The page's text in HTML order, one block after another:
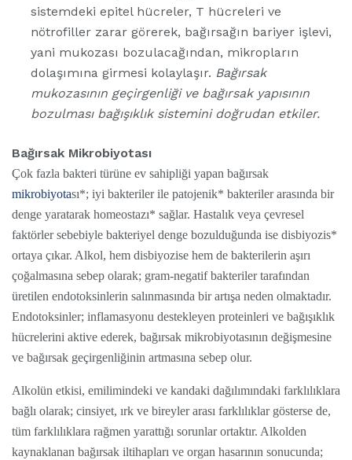
sistemdeki epitel hücreler, T hücreleri ve
nötrofiller zarar görerek, bağırsağın bariyer işlevi,
yani mukozası bozulacağından, mikropların
dolaşımına girmesi kolaylaşır. Bağırsak
mukozasının geçirgenliği ve bağırsak yapısının
bozulması bağışıklık sistemini doğrudan etkiler.
Bağırsak Mikrobiyotası
Çok fazla bakteri türüne ev sahipliği yapan bağırsak
mikrobiyotası*; iyi bakteriler ile patojenik* bakteriler arasında bir
denge yaratarak homeostazı* sağlar. Hastalık veya çevresel
faktörler sebebiyle bakteriyel denge bozulduğunda ise disbiyozis*
ortaya çıkar. Alkol, hem disbiyozise hem de bakterilerin aşırı
çoğalmasına sebep olarak; gram-negatif bakteriler tarafından
üretilen endotoksinlerin salınmasında bir artışa neden olmaktadır.
Endotoksinler; inflamasyonu destekleyen proteinleri ve bağışıklık
hücrelerini aktive ederek, bağırsak mikrobiyotasının değişmesine
ve bağırsak geçirgenliğinin artmasına sebep olur.
Alkolün etkisi, emilimindeki ve kandaki dağılımındaki farklılıklara
bağlı olarak; cinsiyet, ırk ve bireyler arası farklılıklar gösterse de,
tüm farklılıklara rağmen yarattığı sorunlar ortaktır. Alkolden
kaynaklanan bağırsak iltihapları ve organ hasarının sonucunda;